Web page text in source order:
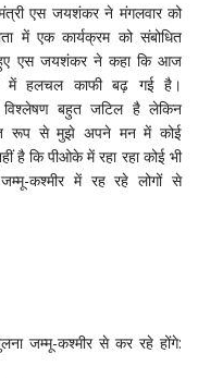
एस जयशंकर ने मंगलवार को
में एक कार्यक्रम को संबोधित
एस जयशंकर ने कहा कि आज
में हलचल काफी बढ़ गई है।
बहुत जटिल है लेकिन
रूप से मुझे अपने मन में कोई
है कि पीओके में रहा रहा कोई भी
कश्मीर में रह रहे लोगों से
जम्मू-कश्मीर से कर रहे होंगे: